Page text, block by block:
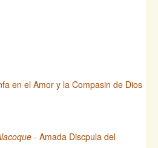
en el Amor y la Compasin de Dios
- Amada Discpula del